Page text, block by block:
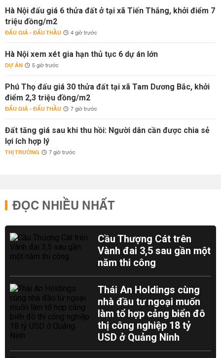
Hà Nội đấu giá 6 thửa đất ở tại xã Tiến Thắng, khởi điểm 7
triệu đồng/m2
ĐẤU GIÁ - ĐẤU THẦU 4 giờ trước
Hà Nội xem xét gia hạn thủ tục 6 dự án lớn
DỰ ÁN 5 giờ trước
Phú Thọ đấu giá 30 thửa đất tại xã Tam Dương Bắc, khởi
điểm 2,3 triệu đồng/m2
ĐẤU GIÁ - ĐẤU THẦU 7 giờ trước
Đất tăng giá sau khi thu hồi: Người dân cần được chia sẻ
lợi ích hợp lý
THỊ TRƯỜNG 7 giờ trước
ĐỌC NHIỀU NHẤT
Cầu Thượng Cát trên
Vành đai 3,5 sau gần một
năm thi công
Thái An Holdings cùng
nhà đầu tư ngoại muốn
làm tổ hợp cảng biển đô
thị công nghiệp 18 tỷ
USD ở Quảng Ninh